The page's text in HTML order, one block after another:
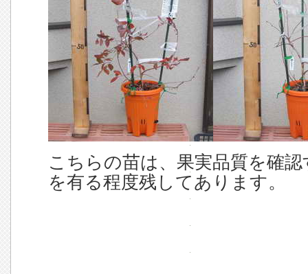
こちらの苗は、果実品質を確
を有る程度残してあります。